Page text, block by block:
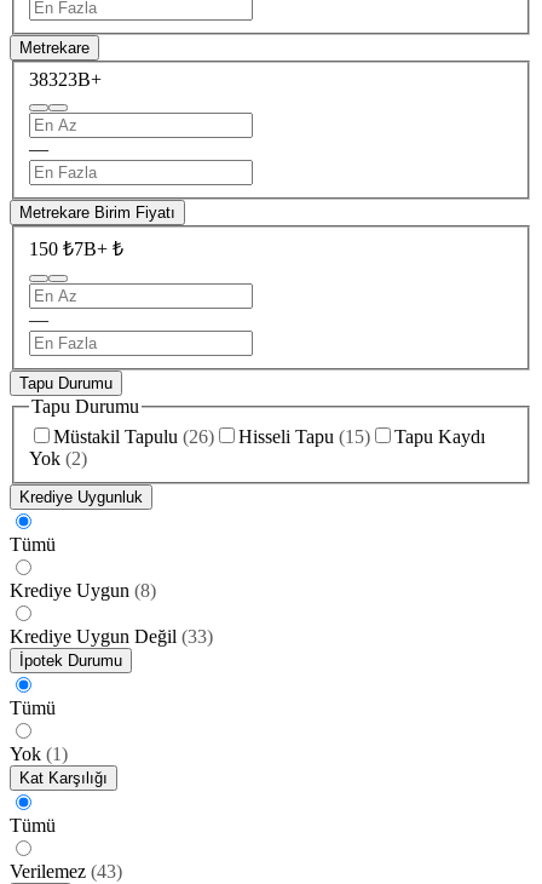
Metrekare
38323B+
—
Metrekare Birim Fiyatı
150 ₺7B+ ₺
—
Tapu Durumu
Tapu Durumu
Müstakil Tapulu (26) Hisseli Tapu (15)
Tapu Kaydı
Yok (2)
Krediye Uygunluk
Tümü
Krediye Uygun (8)
Krediye Uygun Değil (33)
İpotek Durumu
Tümü
Yok (1)
Kat Karşılığı
Tümü
Verilemez (43)